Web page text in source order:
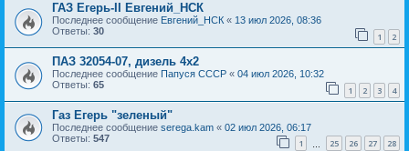
ГАЗ Егерь-II Евгений_НСК
Последнее сообщение Евгений_НСК « 13 июл 2026, 08:36
Ответы: 30 1 2
ПАЗ 32054-07, дизель 4х2
Последнее сообщение Папуся СССР « 04 июл 2026, 10:32
Ответы: 65 1 2 3 4
Газ Егерь "зеленый"
Последнее сообщение serega.kam « 02 июл 2026, 06:17
Ответы: 547 1 25 26 27 28